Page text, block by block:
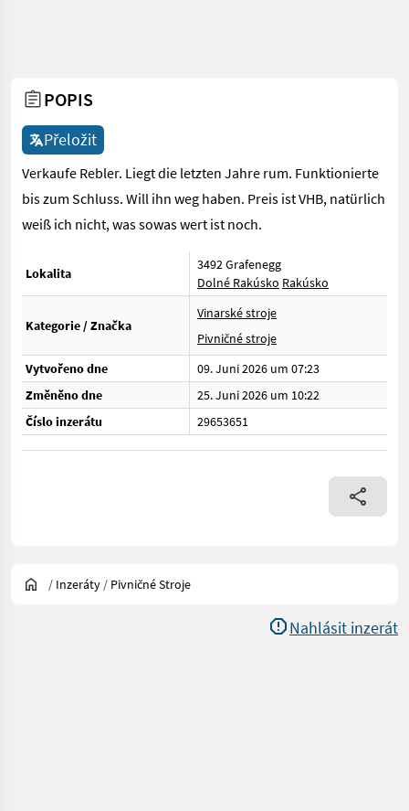
POPIS
Přeložit
Verkaufe Rebler. Liegt die letzten Jahre rum. Funktionierte
bis zum Schluss. Will ihn weg haben. Preis ist VHB, natürlich
weiß ich nicht, was sowas wert ist noch.
Lokalita
3492 Grafenegg
Dolné Rakúsko Rakúsko
Kategorie / Značka
Vinarské stroje
Pivničné stroje
Vytvořeno dne
09. Juni 2026 um 07:23
Změněno dne
25. Juni 2026 um 10:22
Číslo inzerátu
29653651
/ Inzeráty / Pivničné Stroje
Nahlásit inzerát